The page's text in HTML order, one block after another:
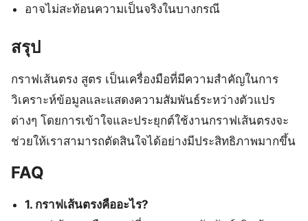
อาจไม่สะท้อนความเป็นจริงในบางกรณี
สรุป
กราฟเส้นตรง สูตร เป็นเครื่องมือที่มีความสำคัญในการ
วิเคราะห์ข้อมูลและแสดงความสัมพันธ์ระหว่างตัวแปร
ต่างๆ โดยการเข้าใจและประยุกต์ใช้งานกราฟเส้นตรงจะ
ช่วยให้เราสามารถตัดสินใจได้อย่างมีประสิทธิภาพมากขึ้น
FAQ
1. กราฟเส้นตรงคืออะไร?